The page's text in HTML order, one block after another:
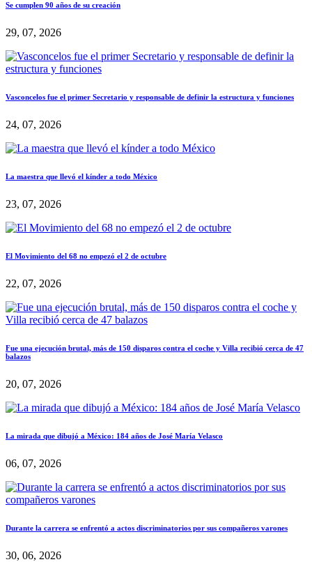
Se cumplen 90 años de su creación
29, 07, 2026
Vasconcelos fue el primer Secretario y responsable de definir la estructura y funciones
24, 07, 2026
La maestra que llevó el kínder a todo México
23, 07, 2026
El Movimiento del 68 no empezó el 2 de octubre
22, 07, 2026
Fue una ejecución brutal, más de 150 disparos contra el coche y Villa recibió cerca de 47
balazos
20, 07, 2026
La mirada que dibujó a México: 184 años de José María Velasco
06, 07, 2026
Durante la carrera se enfrentó a actos discriminatorios por sus compañeros varones
30, 06, 2026